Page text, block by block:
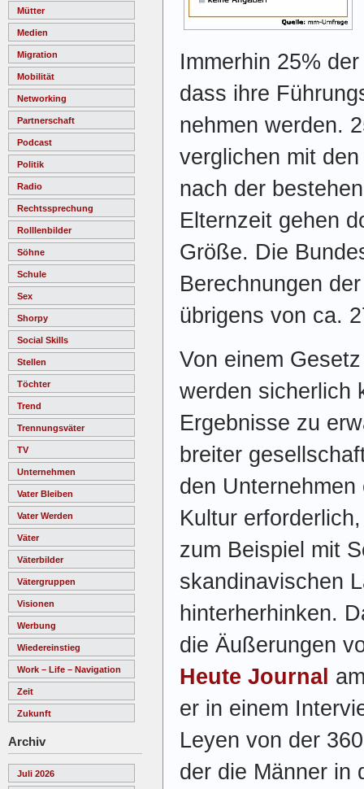
Mütter
Medien
Migration
Mobilität
Networking
Partnerschaft
Podcast
Politik
Radio
Rechtssprechung
Rolllenbilder
Söhne
Schule
Sex
Shorpy
Social Skills
Stellen
Töchter
Trend
Trennungsväter
TV
Unternehmen
Vater Bleiben
Vater Werden
Väter
Väterbilder
Vätergruppen
Visionen
Werbung
Wiedereinstieg
Work – Life – Navigation
Zeit
Zukunft
Archiv
Juli 2026
Immerhin 25%
dass ihre
nehmen werden.
verglichen mit
nach der
Elternzeit gehen
Größe. Die
Berechnungen
übrigens von ca.
Von einem
werden sicherlich
Ergebnisse zu
breiter
den
Kultur
zum Beispiel mit
skandinavischen
hinterherhinken.
die Äußerungen
Heute Journal
er in einem
Leyen von der
der die Männer in